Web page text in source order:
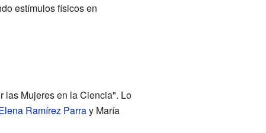
estímulos físicos en
las Mujeres en la Ciencia". Lo
Ramírez Parray María